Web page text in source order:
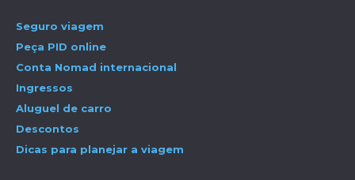
Seguro viagem
Peça PID online
Conta Nomad internacional
Ingressos
Aluguel de carro
Descontos
Dicas para planejar a viagem